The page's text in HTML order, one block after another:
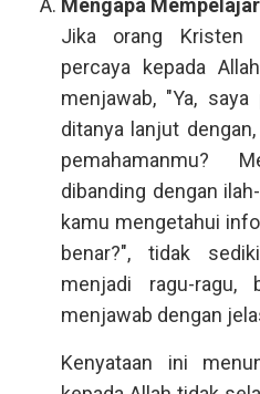
Mengapa
Jika orang Kristen
percaya kepada
menjawab, "Ya,
ditanya lanjut
pemahamanmu?
dibanding dengan
kamu mengetahui
benar?", tidak
menjadi ragu-ragu,
menjawab dengan
Kenyataan ini